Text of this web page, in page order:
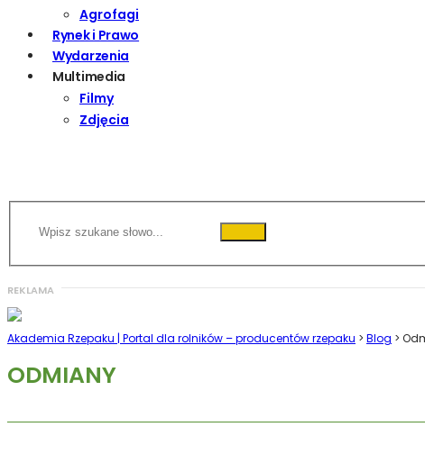
Agrofagi
Rynek i Prawo
Wydarzenia
Multimedia
Filmy
Zdjęcia
Akademia Rzepaku | Portal dla rolników – producentów rzepaku > Blog >
ODMIANY